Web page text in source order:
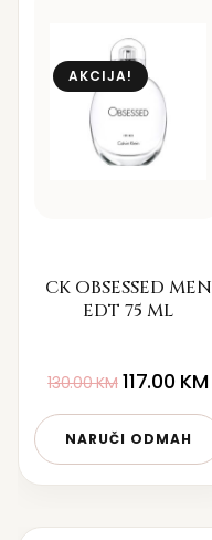
AKCIJA!
CK OBSESSED MEN
EDT 75 ML
130.00KM 117.00 KM
NARUČI ODMAH